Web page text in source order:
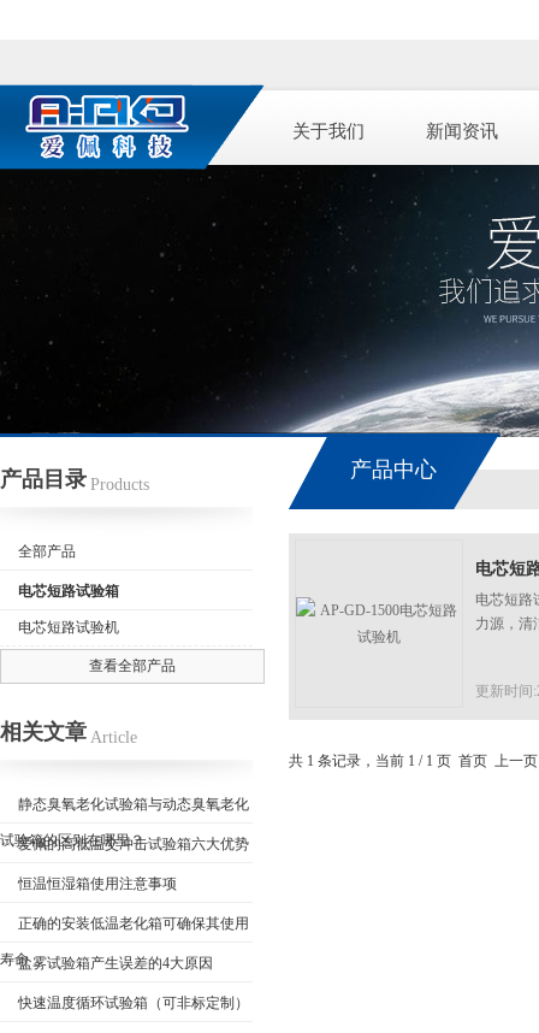
公司名称
关于我们 新闻资讯
产品目录 Products
全部产品
电芯短路试验箱
电芯短路试验机
查看全部产品
相关文章 Article
静态臭氧老化试验箱与动态臭氧老化
试验箱的区别在哪里？
爱佩的高低温交冲击试验箱六大优势
恒温恒湿箱使用注意事项
正确的安装低温老化箱可确保其使用
寿命盐雾试验箱产生误差的4大原因
快速温度循环试验箱（可非标定制）
产品中心
电芯短
电芯短路
力源，清
更新时间
共 1 条记录，当前 1 / 1 页 首页 上一